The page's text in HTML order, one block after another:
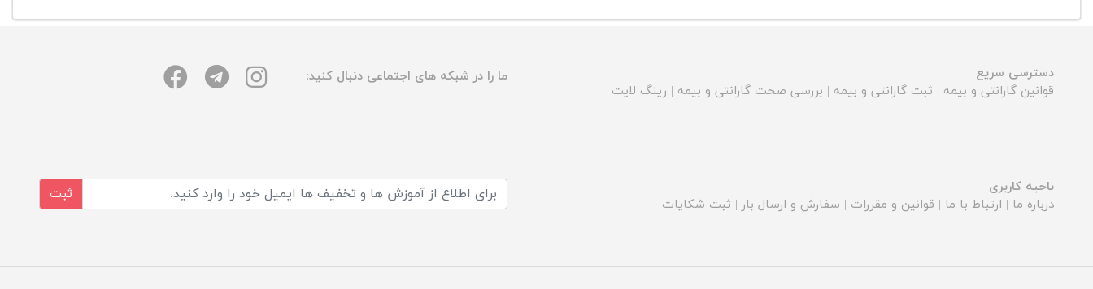
دسترسی سریع
قوانین گارانتی و بیمه | ثبت گارانتی و بیمه | بررسی صحت گارانتی و بیمه | رینگ لایت
ما را در شبکه های اجتماعی دنبال کنید:
ناحیه کاربری
درباره ما | ارتباط با ما | قوانین و مقررات | سفارش و ارسال بار | ثبت شکایات
ثبت